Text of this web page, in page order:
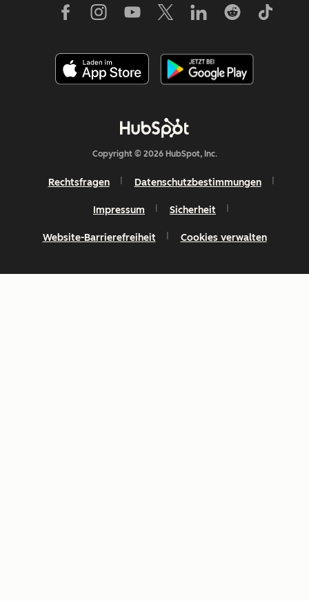
Copyright © 2026 HubSpot, Inc.
Rechtsfragen Datenschutzbestimmungen
Impressum Sicherheit
Website-Barrierefreiheit Cookies verwalten